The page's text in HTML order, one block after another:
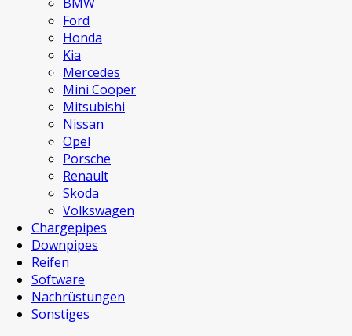
Ford
Honda
Kia
Mercedes
Mini Cooper
Mitsubishi
Nissan
Opel
Porsche
Renault
Skoda
Volkswagen
Chargepipes
Downpipes
Reifen
Software
Nachrüstungen
Sonstiges